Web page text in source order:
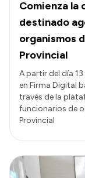
Comienza la
destinado
organismos
Provincial
A partir del día
en Firma Digital
través de la
funcionarios de
Provincial